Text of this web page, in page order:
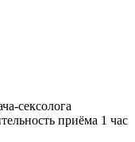
сексолога
приёма 1 час